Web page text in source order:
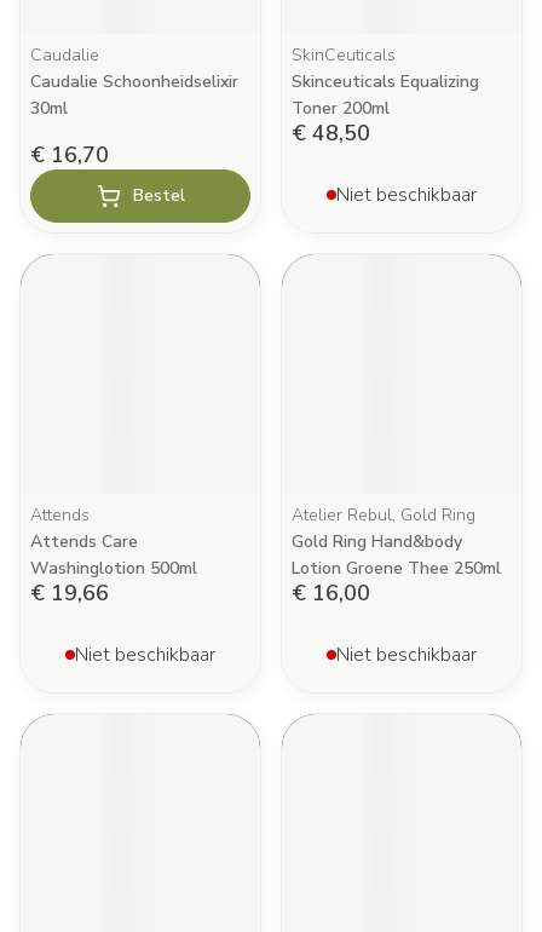
Caudalie
Caudalie Schoonheidselixir
30ml
€ 16,70
Bestel
SkinCeuticals
Skinceuticals Equalizing
Toner 200ml
€ 48,50
Niet beschikbaar
Attends
Attends Care
Washinglotion 500ml
€ 19,66
Niet beschikbaar
Atelier Rebul, Gold Ring
Gold Ring Hand&body
Lotion Groene Thee 250ml
€ 16,00
Niet beschikbaar